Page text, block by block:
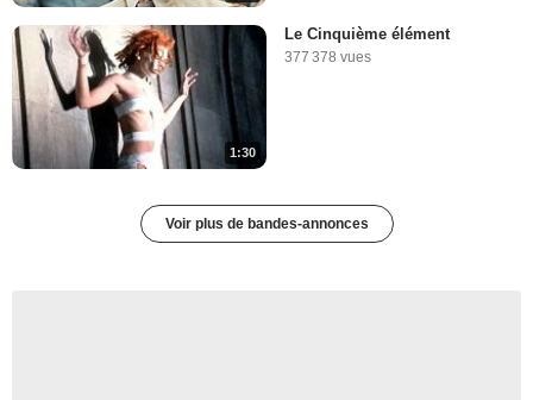
1:30
Le Cinquième élément
377 378 vues
Voir plus de bandes-annonces